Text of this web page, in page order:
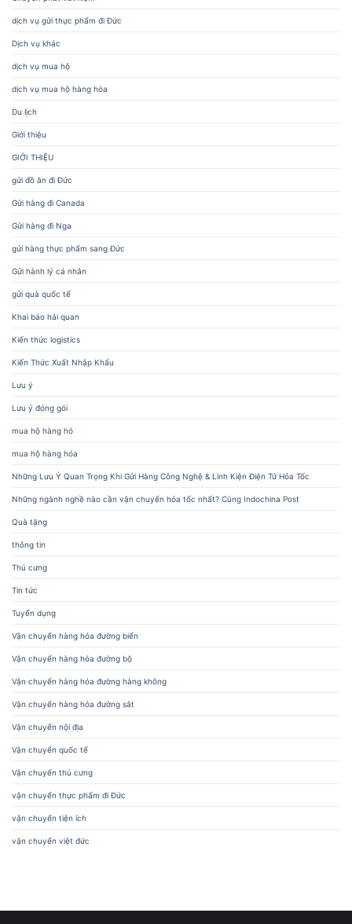
dịch vụ gửi thực phẩm đi Đức
Dịch vụ khác
dịch vụ mua hộ
dịch vụ mua hộ hàng hóa
Du lịch
Giới thiệu
GIỚI THIỆU
gửi đồ ăn đi Đức
Gửi hàng đi Canada
Gửi hàng đi Nga
gửi hàng thực phẩm sang Đức
Gửi hành lý cá nhân
gửi quà quốc tế
Khai báo hải quan
Kiến thức logistics
Kiến Thức Xuất Nhập Khẩu
Lưu ý
Lưu ý đóng gói
mua hộ hàng hó
mua hộ hàng hóa
Những Lưu Ý Quan Trọng Khi Gửi Hàng Công Nghệ & Linh Kiện Điện Tử Hỏa Tốc
Những ngành nghề nào cần vận chuyển hỏa tốc nhất? Cùng Indochina Post
Quà tặng
thông tin
Thú cưng
Tin tức
Tuyển dụng
Vận chuyển hàng hóa đường biển
Vận chuyển hàng hóa đường bộ
Vận chuyển hàng hóa đường hàng không
Vận chuyển hàng hóa đường sắt
Vận chuyển nội địa
Vận chuyển quốc tế
Vận chuyển thú cưng
vận chuyển thực phẩm đi Đức
vận chuyển tiện ích
vận chuyển việt đức